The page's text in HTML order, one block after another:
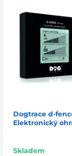
Dogtrace
Elektronický
Skladem